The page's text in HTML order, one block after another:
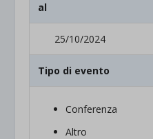
al
25/10/2024
Tipo di evento
Conferenza
Altro